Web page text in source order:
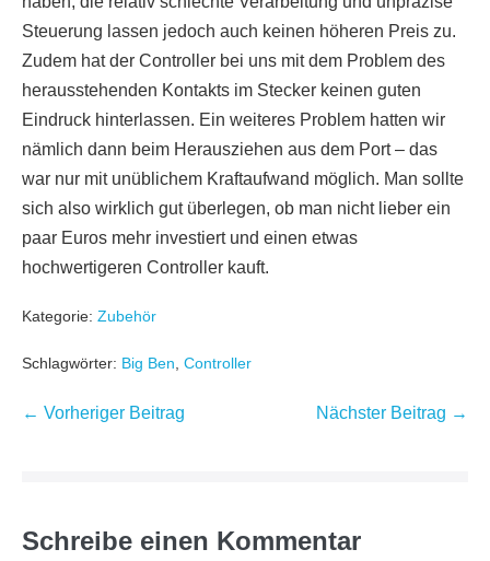
Steuerung lassen jedoch auch keinen höheren Preis zu.
Zudem hat der Controller bei uns mit dem Problem des
herausstehenden Kontakts im Stecker keinen guten
Eindruck hinterlassen. Ein weiteres Problem hatten wir
nämlich dann beim Herausziehen aus dem Port – das
war nur mit unüblichem Kraftaufwand möglich. Man sollte
sich also wirklich gut überlegen, ob man nicht lieber ein
paar Euros mehr investiert und einen etwas
hochwertigeren Controller kauft.
Kategorie: Zubehör
Schlagwörter: Big Ben, Controller
Beitragsnavigation
← Vorheriger Beitrag Nächster Beitrag →
Schreibe einen Kommentar